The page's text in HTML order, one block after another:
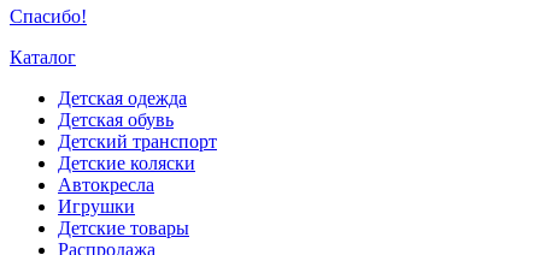
Спасибо!
Каталог
Детская одежда
Детская обувь
Детский транспорт
Детские коляски
Автокресла
Игрушки
Детские товары
Распродажа